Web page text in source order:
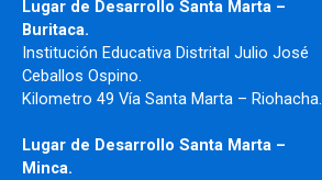
Lugar de Desarrollo Santa Marta –
Buritaca.
Institución Educativa Distrital Julio José
Ceballos Ospino.
Kilometro 49 Vía Santa Marta – Riohacha.
Lugar de Desarrollo Santa Marta –
Minca.